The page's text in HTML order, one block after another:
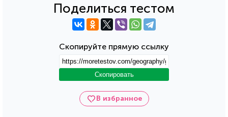
В избранное
Поделиться тестом
Скопируйте прямую ссылку
Скопировать